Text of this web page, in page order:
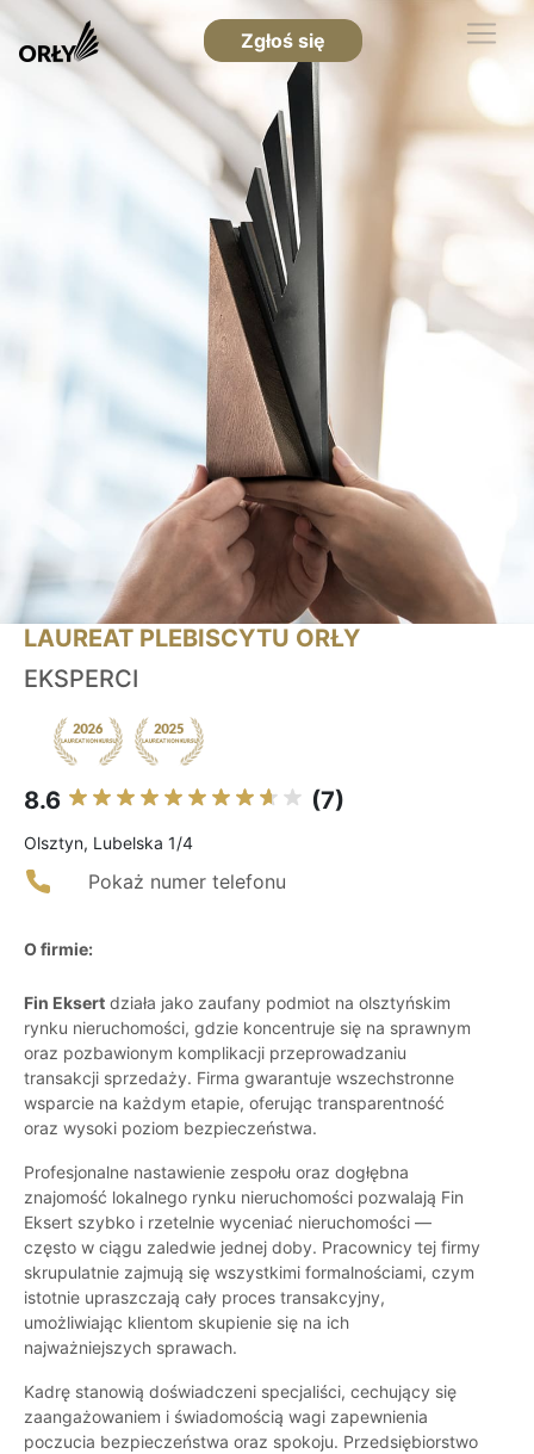
Zgłoś się
LAUREAT PLEBISCYTU ORŁY
EKSPERCI
8.6 (7)
Olsztyn, Lubelska 1/4
Pokaż numer telefonu
O firmie:
Fin Eksert działa jako zaufany podmiot na olsztyńskim
rynku nieruchomości, gdzie koncentruje się na sprawnym
oraz pozbawionym komplikacji przeprowadzaniu
transakcji sprzedaży. Firma gwarantuje wszechstronne
wsparcie na każdym etapie, oferując transparentność
oraz wysoki poziom bezpieczeństwa.
Profesjonalne nastawienie zespołu oraz dogłębna
znajomość lokalnego rynku nieruchomości pozwalają Fin
Eksert szybko i rzetelnie wyceniać nieruchomości —
często w ciągu zaledwie jednej doby. Pracownicy tej firmy
skrupulatnie zajmują się wszystkimi formalnościami, czym
istotnie upraszczają cały proces transakcyjny,
umożliwiając klientom skupienie się na ich
najważniejszych sprawach.
Kadrę stanowią doświadczeni specjaliści, cechujący się
zaangażowaniem i świadomością wagi zapewnienia
poczucia bezpieczeństwa oraz spokoju. Przedsiębiorstwo